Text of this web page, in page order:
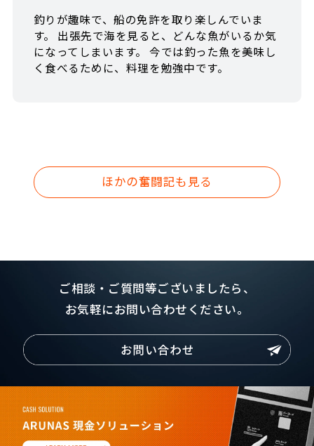
釣りが趣味で、船の免許を取り楽しんでいま
す。 出張先で海を見ると、どんな魚がいるか気
になってしまいます。 今では釣った魚を美味し
く食べるために、料理を勉強中です。
ほかの奮闘記も見る
ご相談・ご質問等ございましたら、
お気軽にお問い合わせください。